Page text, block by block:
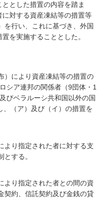
とした措置の内容を踏ま
対する資産凍結等の措置等
を行い、これに基づき、外国
を実施することとした。
）により資産凍結等の措置の
シア連邦の関係者（9団体・1
びベラルーシ共和国以外の国
、（ア）及び（イ）の措置を
より指定された者に対する支
とする。
より指定された者との間の資
契約、信託契約及び金銭の貸